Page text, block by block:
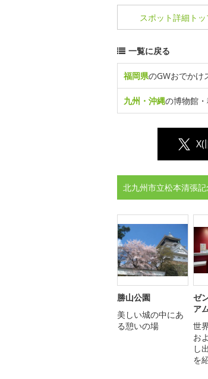
スポット詳細 ト
一覧に戻る
福岡県のGWおでかけ
九州・沖縄の博物館
北九州市立松本清張
勝山公園
美しい城の中にあ
る憩いの場
ゼ
ア
世
お
し
を